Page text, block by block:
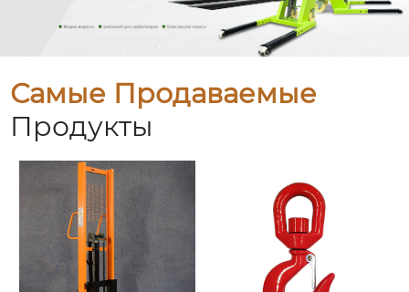
Самые Продаваемые
Продукты